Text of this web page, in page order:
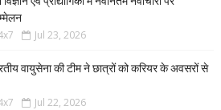
Jul 23, 2026
वायुसेना की टीम ने छात्रों को करियर के अवसरों से
Jul 22, 2026